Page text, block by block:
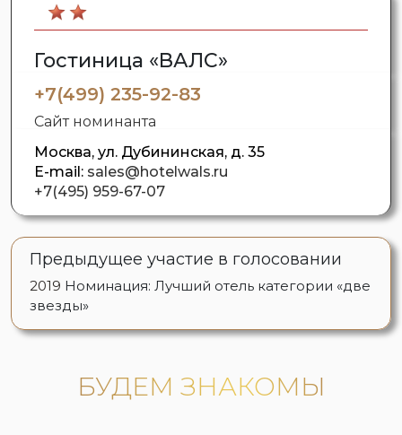
Гостиница «ВАЛС»
+7(499) 235-92-83
Сайт номинанта
Москва, ул. Дубининская, д. 35
E-mail: sales@hotelwals.ru
+7(495) 959-67-07
Предыдущее участие в голосовании
2019 Номинация: Лучший отель категории «две
звезды»
БУДЕМ ЗНАКОМЫ